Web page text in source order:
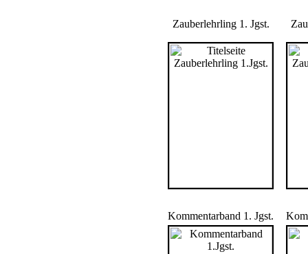
Zauberlehrling 1. Jgst.
Kommentarband 1. Jgst.